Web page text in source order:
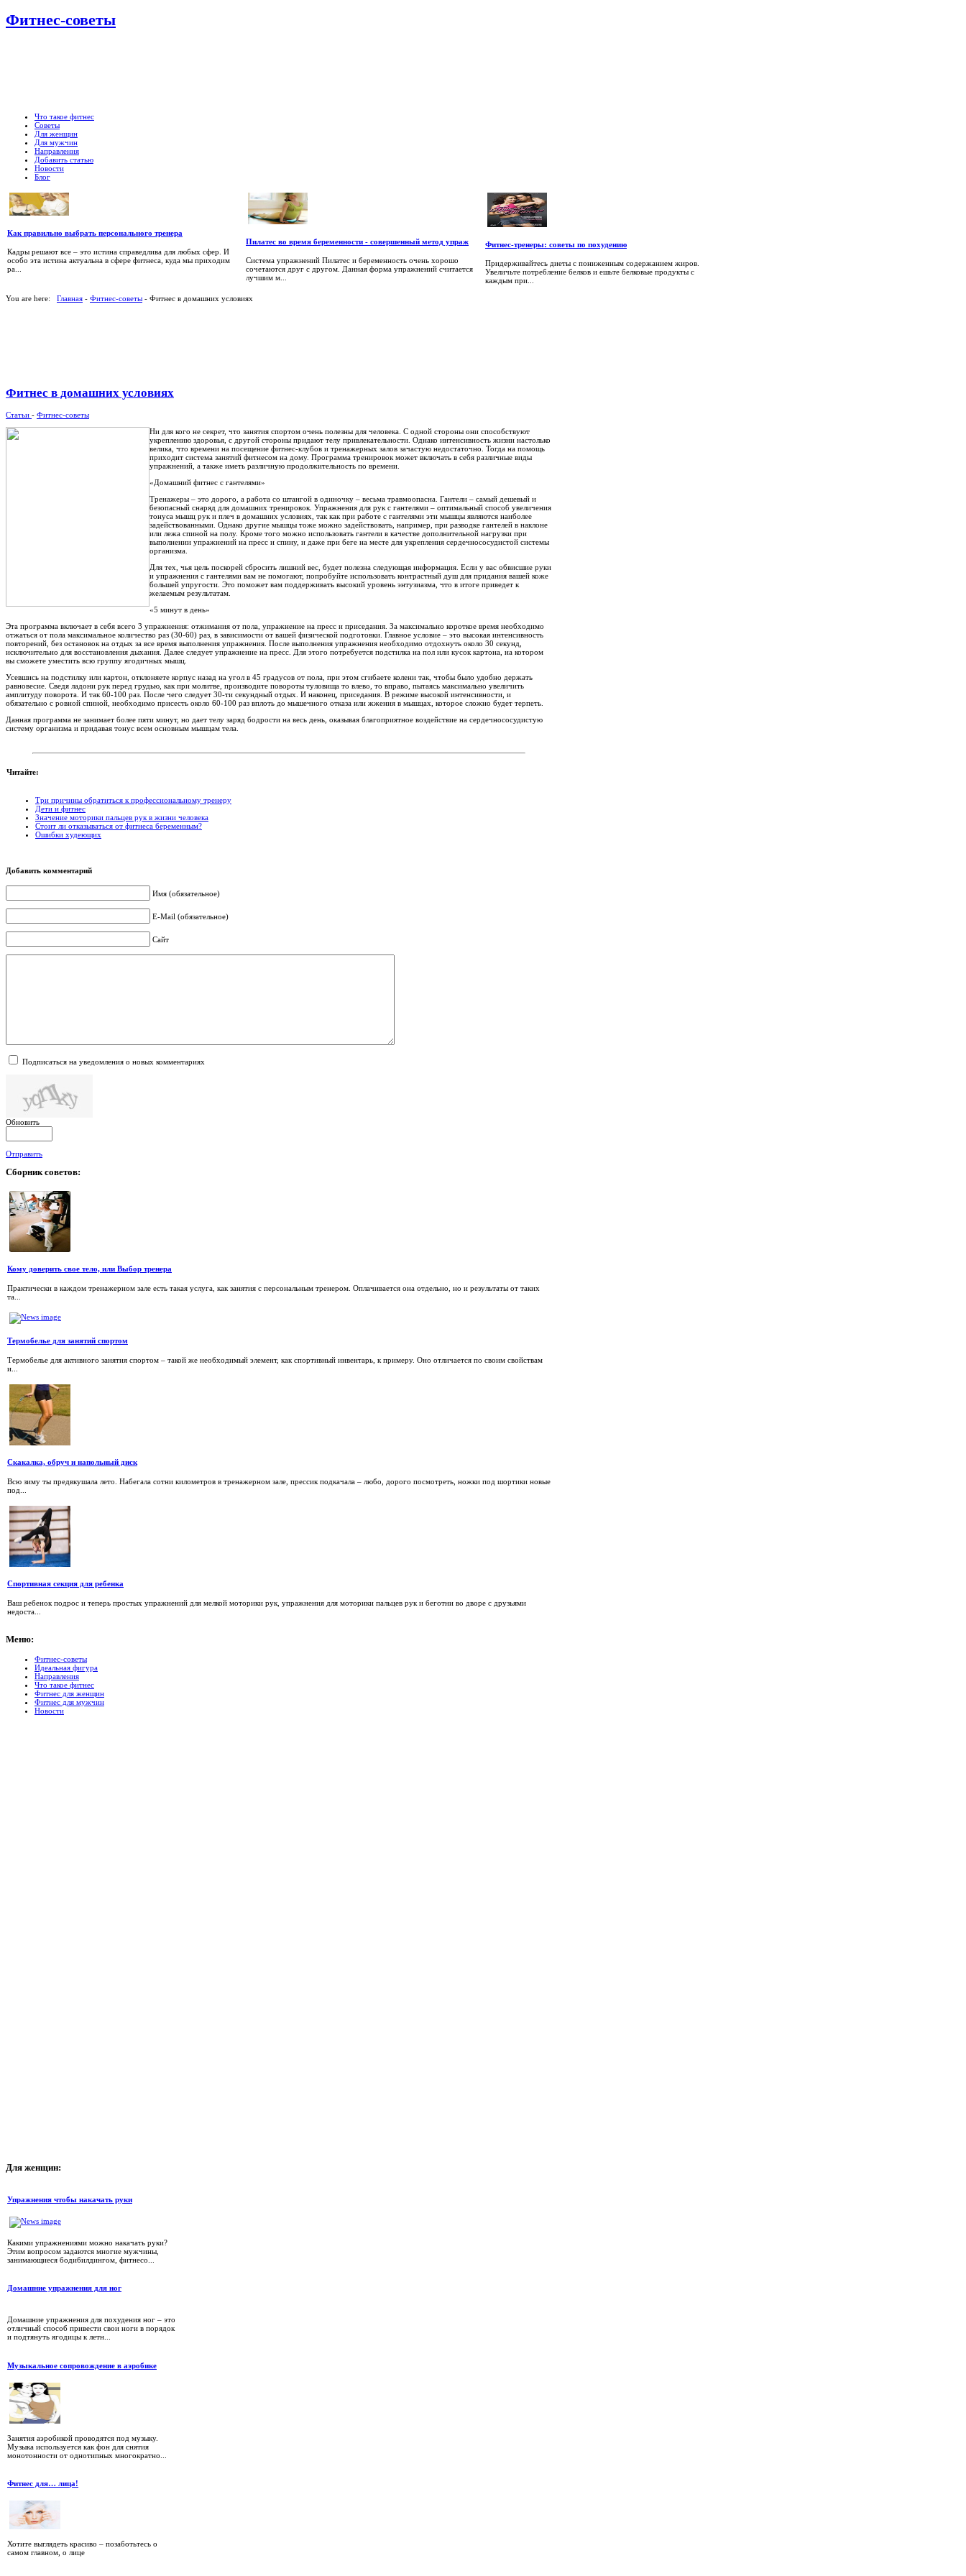
Фитнес-советы
Что такое фитнес
Советы
Для женщин
Для мужчин
Направления
Добавить статью
Новости
Блог
Как правильно выбрать персонального тренера
Кадры решают все – это истина справедлива для любых сфер. И
особо эта истина актуальна в сфере фитнеса, куда мы приходим
ра...
Пилатес во время беременности - совершенный метод упраж
Система упражнений Пилатес и беременность очень хорошо
сочетаются друг с другом. Данная форма упражнений считается
лучшим м...
Фитнес-тренеры: советы по похудению
Придерживайтесь диеты с пониженным содержанием жиров.
Увеличьте потребление белков и ешьте белковые продукты с
каждым при...
You are here: Главная - Фитнес-советы - Фитнес в домашних условиях
Фитнес в домашних условиях
Статьи - Фитнес-советы
Ни для кого не секрет, что занятия спортом очень полезны для человека. С одной стороны они способствуют
укреплению здоровья, с другой стороны придают телу привлекательности. Однако интенсивность жизни настолько
велика, что времени на посещение фитнес-клубов и тренажерных залов зачастую недостаточно. Тогда на помощь
приходит система занятий фитнесом на дому. Программа тренировок может включать в себя различные виды
упражнений, а также иметь различную продолжительность по времени.
«Домашний фитнес с гантелями»
Тренажеры – это дорого, а работа со штангой в одиночку – весьма травмоопасна. Гантели – самый дешевый и
безопасный снаряд для домашних тренировок. Упражнения для рук с гантелями – оптимальный способ увеличения
тонуса мышц рук и плеч в домашних условиях, так как при работе с гантелями эти мышцы являются наиболее
задействованными. Однако другие мышцы тоже можно задействовать, например, при разводке гантелей в наклоне
или лежа спиной на полу. Кроме того можно использовать гантели в качестве дополнительной нагрузки при
выполнении упражнений на пресс и спину, и даже при беге на месте для укрепления сердечнососудистой системы
организма.
Для тех, чья цель поскорей сбросить лишний вес, будет полезна следующая информация. Если у вас обвисшие руки
и упражнения с гантелями вам не помогают, попробуйте использовать контрастный душ для придания вашей коже
большей упругости. Это поможет вам поддерживать высокий уровень энтузиазма, что в итоге приведет к
желаемым результатам.
«5 минут в день»
Эта программа включает в себя всего 3 упражнения: отжимания от пола, упражнение на пресс и приседания. За максимально короткое время необходимо
отжаться от пола максимальное количество раз (30-60) раз, в зависимости от вашей физической подготовки. Главное условие – это высокая интенсивность
повторений, без остановок на отдых за все время выполнения упражнения. После выполнения упражнения необходимо отдохнуть около 30 секунд,
исключительно для восстановления дыхания. Далее следует упражнение на пресс. Для этого потребуется подстилка на пол или кусок картона, на котором
вы сможете уместить всю группу ягодичных мышц.
Усевшись на подстилку или картон, отклоняете корпус назад на угол в 45 градусов от пола, при этом сгибаете колени так, чтобы было удобно держать
равновесие. Сведя ладони рук перед грудью, как при молитве, производите повороты туловища то влево, то вправо, пытаясь максимально увеличить
амплитуду поворота. И так 60-100 раз. После чего следует 30-ти секундный отдых. И наконец, приседания. В режиме высокой интенсивности, и
обязательно с ровной спиной, необходимо присесть около 60-100 раз вплоть до мышечного отказа или жжения в мышцах, которое сложно будет терпеть.
Данная программа не занимает более пяти минут, но дает телу заряд бодрости на весь день, оказывая благоприятное воздействие на сердечнососудистую
систему организма и придавая тонус всем основным мышцам тела.
Читайте:
Три причины обратиться к профессиональному тренеру
Дети и фитнес
Значение моторики пальцев рук в жизни человека
Стоит ли отказываться от фитнеса беременным?
Ошибки худеющих
Добавить комментарий
Имя (обязательное)
E-Mail (обязательное)
Сайт
Подписаться на уведомления о новых комментариях
Обновить
Отправить
Сборниксоветов:
Кому доверить свое тело, или Выбор тренера
Практически в каждом тренажерном зале есть такая услуга, как занятия с персональным тренером. Оплачивается она отдельно, но и результаты от таких
та...
Термобелье для занятий спортом
Термобелье для активного занятия спортом – такой же необходимый элемент, как спортивный инвентарь, к примеру. Оно отличается по своим свойствам
и...
Скакалка, обруч и напольный диск
Всю зиму ты предвкушала лето. Набегала сотни километров в тренажерном зале, прессик подкачала – любо, дорого посмотреть, ножки под шортики новые
под...
Спортивная секция для ребенка
Ваш ребенок подрос и теперь простых упражнений для мелкой моторики рук, упражнения для моторики пальцев рук и беготни во дворе с друзьями
недоста...
Меню:
Фитнес-советы
Идеальная фигура
Направления
Что такое фитнес
Фитнес для женщин
Фитнес для мужчин
Новости
Для женщин:
Упражнения чтобы накачать руки
Какими упражнениями можно накачать руки?
Этим вопросом задаются многие мужчины,
занимающиеся бодибилдингом, фитнесо...
Домашние упражнения для ног
Домашние упражнения для похудения ног – это
отличный способ привести свои ноги в порядок
и подтянуть ягодицы к летн...
Музыкальное сопровождение в аэробике
Занятия аэробикой проводятся под музыку.
Музыка используется как фон для снятия
монотонности от однотипных многократно...
Фитнес для… лица!
Хотите выглядеть красиво – позаботьтесь о
самом главном, о лице